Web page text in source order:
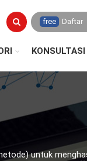
KONSULTASI
free Daftar
untuk